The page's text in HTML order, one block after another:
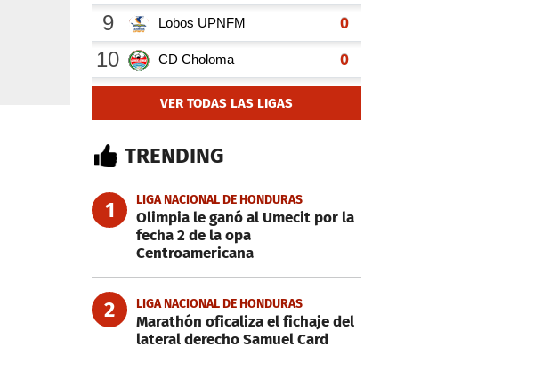
VER TODAS LAS LIGAS
TRENDING
1 LIGA NACIONAL DE HONDURAS
Olimpia le ganó al Umecit por la
fecha 2 de la opa
Centroamericana
2 LIGA NACIONAL DE HONDURAS
Marathón oficaliza el fichaje del
lateral derecho Samuel Card